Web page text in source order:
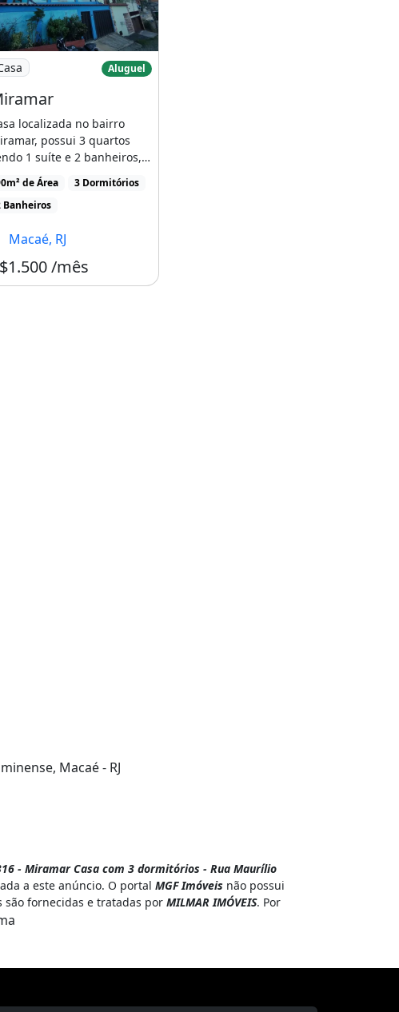
Casa C/
Miramar Aluguel
localizada no bairro
possui 3 quartos
1 suíte e 2 banheiros,
ampla área [...]
de Área
3 Dormitórios
Banheiros
Macaé, RJ
/mês
Macaé - RJ
- Miramar Casa com 3 dormitórios - Rua Maurílio
a este anúncio. O portal MGF Imóveis não possui
são fornecidas e tratadas por MILMAR IMÓVEIS. Por